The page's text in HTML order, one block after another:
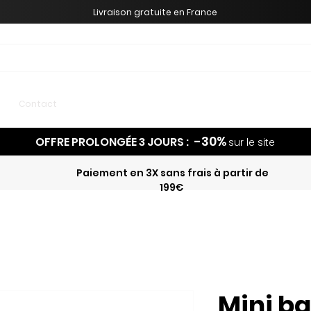
Livraison gratuite en France
Contact
OFFRE PROLONGÉE 3 JOURS : -30% sur le site
Paiement en 3X sans frais à partir de
199€